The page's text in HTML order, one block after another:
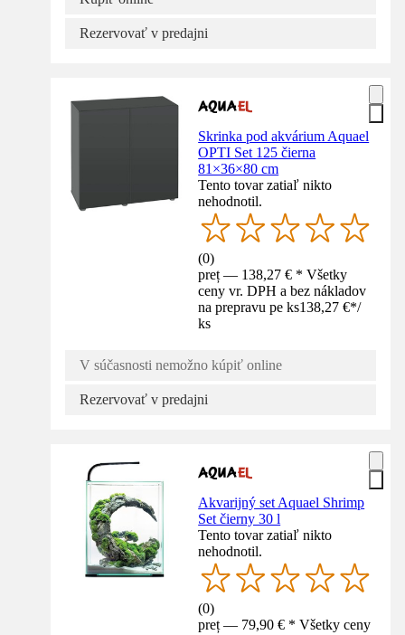
Rezervovať v predajni
Skrinka pod akvárium Aquael
OPTI Set 125 čierna
81×36×80 cm
Tento tovar zatiaľ nikto
nehodnotil.
(0)
preț — 138,27 € * Všetky
ceny vr. DPH a bez nákladov
na prepravu pe ks138,27 €*/
ks
V súčasnosti nemožno kúpiť online
Rezervovať v predajni
Akvarijný set Aquael Shrimp
Set čierny 30 l
Tento tovar zatiaľ nikto
nehodnotil.
(0)
preț — 79,90 € * Všetky ceny